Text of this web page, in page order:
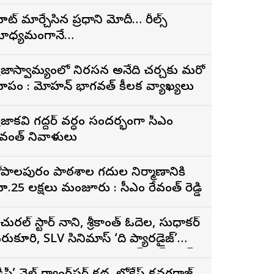
మార్చేసిన ప్రధాని మోదీ… రీల్స్
నిరసన అనేది చర్చకు మరో
: మోహన్ భాగవత్ కీలక వ్యాఖ్యలు
గద్దర్‌ వర్ధంతి సందర్భంగా సీఎం
నివాళులు
పాఠ‌శాల గ‌దుల నిర్మాణానికి
రూ.25 ల‌క్ష‌లు మంజూరు : సీఎం రేవంత్ రెడ్డి
స్టార్ నాని, శ్రీకాంత్ ఓదెల, సుధాకర్
SLV సినిమాస్ ‘ది ప్యారడైజ్’